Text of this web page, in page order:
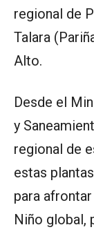
regional de
Talara
Alto.
Desde el
y
regional de
estas
para
Niño global,